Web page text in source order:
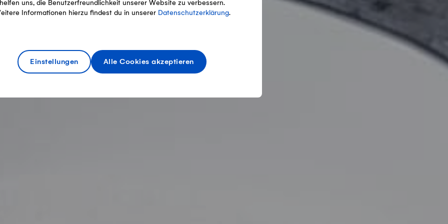
uns, die Benutzerfreundlichkeit unserer Website zu verbessern.
Informationen hierzu findest du in unserer Datenschutzerklärung.
Einstellungen Alle Cookies akzeptieren